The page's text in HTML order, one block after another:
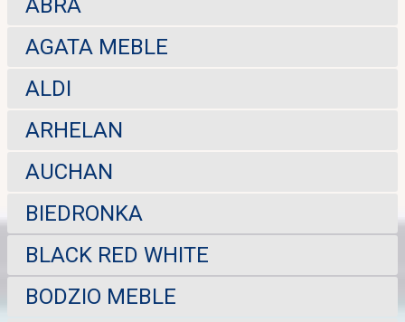
AGATA MEBLE
ALDI
ARHELAN
AUCHAN
BIEDRONKA
BLACK RED WHITE
BODZIO MEBLE